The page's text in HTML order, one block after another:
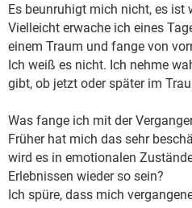
Es beunruhigt mich nicht, es ist
Vielleicht erwache ich eines
einem Traum und fange von
Ich weiß es nicht. Ich nehme
gibt, ob jetzt oder später im
Was fange ich mit der
Früher hat mich das sehr
wird es in emotionalen
Erlebnissen wieder so sein?
Ich spüre, dass mich